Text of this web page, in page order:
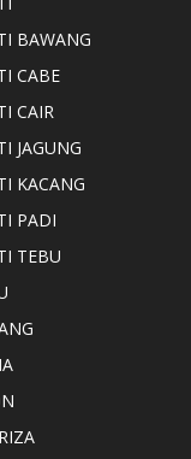
BAWANG
CABE
CAIR
JAGUNG
KACANG
PADI
TEBU